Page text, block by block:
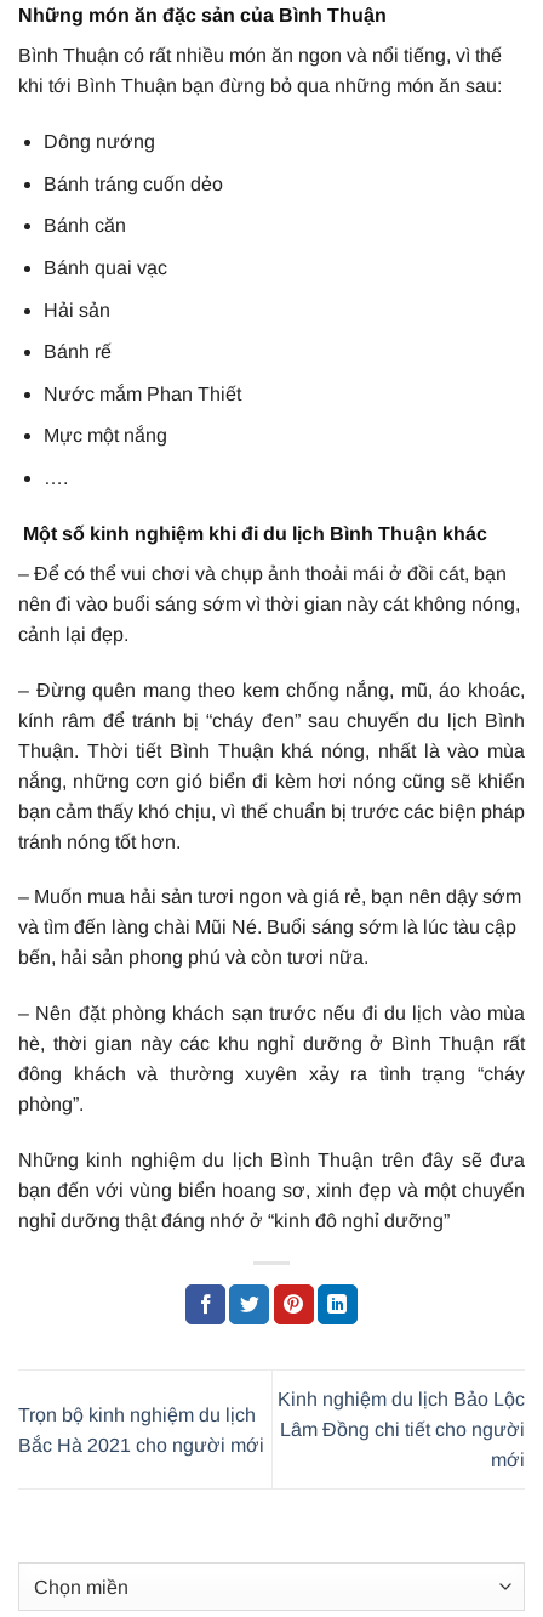
Những món ăn đặc sản của Bình Thuận
Bình Thuận có rất nhiều món ăn ngon và nổi tiếng, vì thế
khi tới Bình Thuận bạn đừng bỏ qua những món ăn sau:
Dông nướng
Bánh tráng cuốn dẻo
Bánh căn
Bánh quai vạc
Hải sản
Bánh rế
Nước mắm Phan Thiết
Mực một nắng
….
Một số kinh nghiệm khi đi du lịch Bình Thuận khác
– Để có thể vui chơi và chụp ảnh thoải mái ở đồi cát, bạn
nên đi vào buổi sáng sớm vì thời gian này cát không nóng,
cảnh lại đẹp.
– Đừng quên mang theo kem chống nắng, mũ, áo khoác,
kính râm để tránh bị “cháy đen” sau chuyến du lịch Bình
Thuận. Thời tiết Bình Thuận khá nóng, nhất là vào mùa
nắng, những cơn gió biển đi kèm hơi nóng cũng sẽ khiến
bạn cảm thấy khó chịu, vì thế chuẩn bị trước các biện pháp
tránh nóng tốt hơn.
– Muốn mua hải sản tươi ngon và giá rẻ, bạn nên dậy sớm
và tìm đến làng chài Mũi Né. Buổi sáng sớm là lúc tàu cập
bến, hải sản phong phú và còn tươi nữa.
– Nên đặt phòng khách sạn trước nếu đi du lịch vào mùa
hè, thời gian này các khu nghỉ dưỡng ở Bình Thuận rất
đông khách và thường xuyên xảy ra tình trạng “cháy
phòng”.
Những kinh nghiệm du lịch Bình Thuận trên đây sẽ đưa
bạn đến với vùng biển hoang sơ, xinh đẹp và một chuyến
nghỉ dưỡng thật đáng nhớ ở “kinh đô nghỉ dưỡng”
Trọn bộ kinh nghiệm du lịch
Bắc Hà 2021 cho người mới
Kinh nghiệm du lịch Bảo Lộc
Lâm Đồng chi tiết cho người
mới